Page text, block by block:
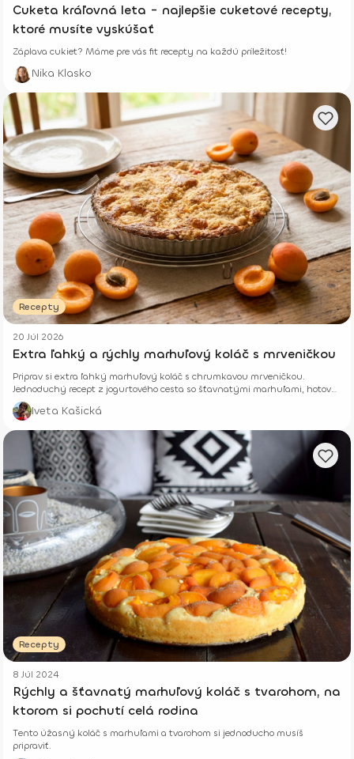
Cuketa kráľovná leta - najlepšie cuketové recepty,
ktoré musíte vyskúšať
Záplava cukiet? Máme pre vás fit recepty na každú príležitosť!
Nika Klasko
Recepty
20 Júl 2026
Extra ľahký a rýchly marhuľový koláč s mrveničkou
Priprav si extra ľahký marhuľový koláč s chrumkavou mrveničkou.
Jednoduchý recept z jogurtového cesta so šťavnatými marhuľami, hotový
z pár surovín.
Iveta Kašická
Recepty
8 Júl 2024
Rýchly a šťavnatý marhuľový koláč s tvarohom, na
ktorom si pochutí celá rodina
Tento úžasný koláč s marhuľami a tvarohom si jednoducho musíš
pripraviť.